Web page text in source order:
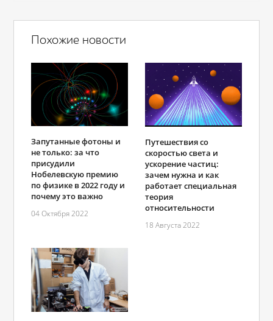
Похожие новости
Запутанные фотоны и
не только: за что
присудили
Нобелевскую премию
по физике в 2022 году и
почему это важно
04 Октября 2022
Путешествия со
скоростью света и
ускорение частиц:
зачем нужна и как
работает специальная
теория
относительности
18 Августа 2022